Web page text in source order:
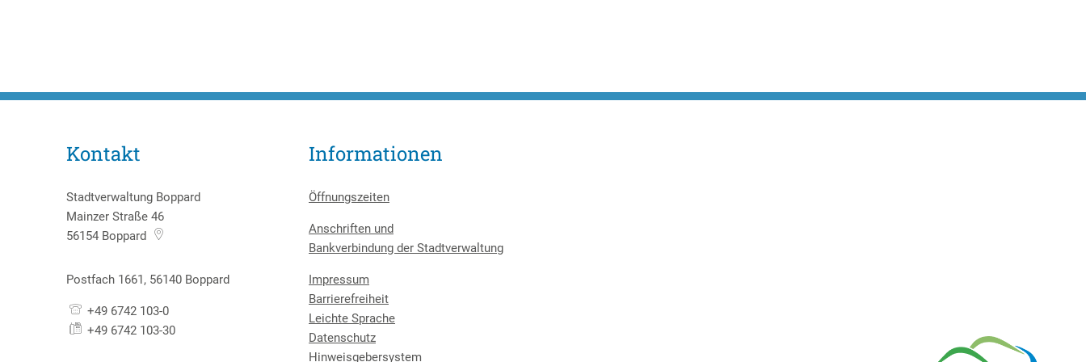
Kontakt
Stadtverwaltung Boppard
Mainzer Straße 46
56154 Boppard
Postfach 1661, 56140 Boppard
+49 6742 103-0
+49 6742 103-30
Informationen
Öffnungszeiten
Anschriften und
Bankverbindung der Stadtverwaltung
Impressum
Barrierefreiheit
Leichte Sprache
Datenschutz
Hinweisgebersystem